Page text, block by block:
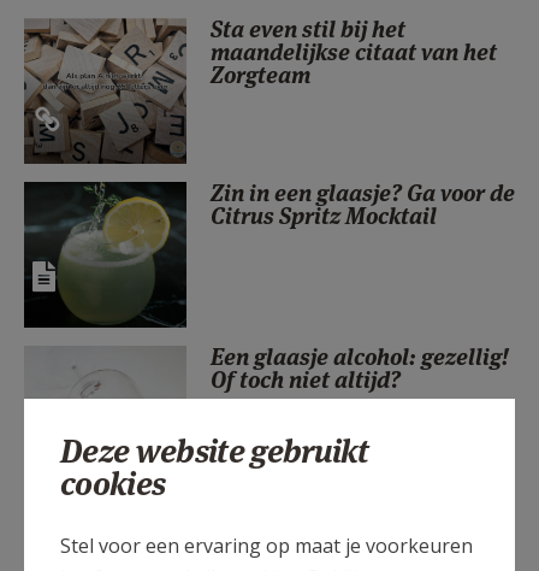
HULP
STARTPAGINA PORTAAL
MIJN PAROCHIE
AANMELDEN OF REGISTREREN
Sta even stil bij het
maandelijkse citaat van het
Zorgteam
Zin in een glaasje? Ga voor de
Citrus Spritz Mocktail
Een glaasje alcohol: gezellig!
Of toch niet altijd?
Deze website gebruikt
cookies
Stel voor een ervaring op maat je voorkeuren